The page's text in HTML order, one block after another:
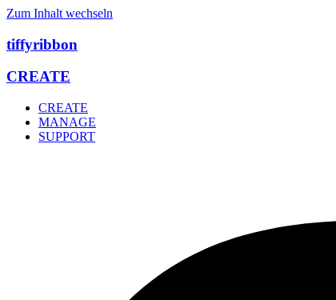
Zum Inhalt wechseln
tiffyribbon
CREATE
CREATE
MANAGE
SUPPORT